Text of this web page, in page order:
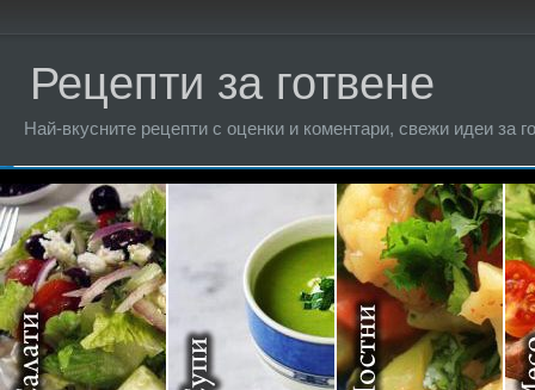
Рецепти за готвене
Най-вкусните рецепти с оценки и коментари, свежи идеи за